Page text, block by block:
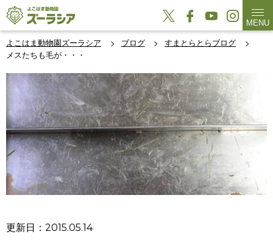
MENU
よこはま動物園ズーラシア ブログ
すまとらとらブログ
メスたちも毛が・・・
更新日：2015.05.14